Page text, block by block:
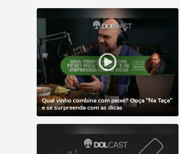
Qual vinho combina com peixe? Ouça "Na Taça"
e se surpreenda com as dicas